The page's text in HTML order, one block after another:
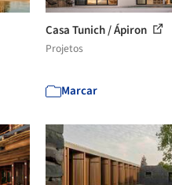
Casa Tunich / Ápiron
Projetos
Marcar